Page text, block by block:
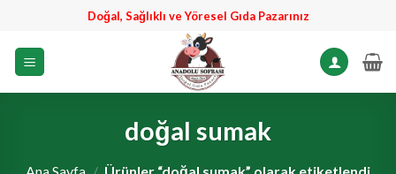
Doğal, Sağlıklı ve Yöresel Gıda Pazarınız
doğal sumak